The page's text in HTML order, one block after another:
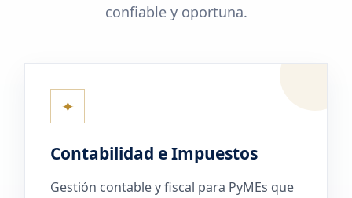
confiable y oportuna.
✦
Contabilidad e Impuestos
Gestión contable y fiscal para PyMEs que